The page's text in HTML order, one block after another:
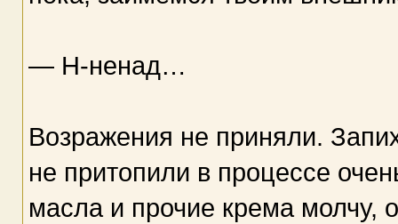
— Н-ненад…
Возражения не приняли.
не притопили в процессе
масла и прочие крема молчу,